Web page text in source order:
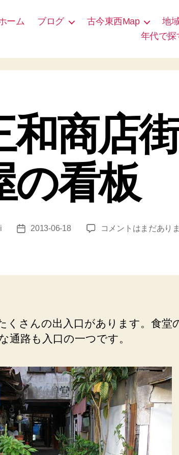
ーム ブログ 古今東西Map 地
年代で探
和商店
の看板
投
2013-06-18
四
和
飲
み
看
板
へ
の
コメントはまだあり
くさんの出入口があります。食堂
通路も入口の一つです。